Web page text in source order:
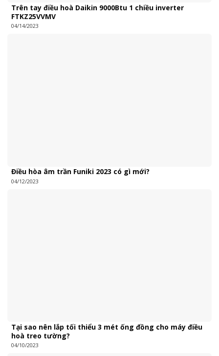
Trên tay điều hoà Daikin 9000Btu 1 chiều inverter
FTKZ25VVMV
04/14/2023
Điều hòa âm trần Funiki 2023 có gì mới?
04/12/2023
Tại sao nên lắp tối thiểu 3 mét ống đồng cho máy điều
hoà treo tường?
04/10/2023